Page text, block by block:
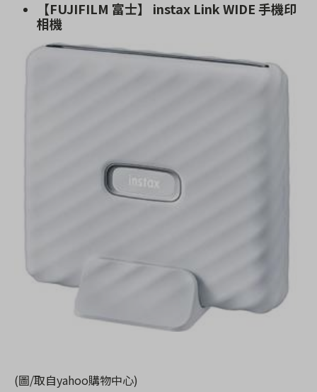
【FUJIFILM 富士】 instax Link WIDE 手機印
相機
(圖/取自yahoo購物中心)